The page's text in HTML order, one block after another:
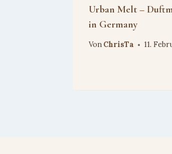
Urban Melt –
in Germany
Von ChrisTa 11.